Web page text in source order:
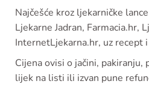
Najčešće kroz ljekarničke
Ljekarne Jadran, Farmacia.hr,
InternetLjekarna.hr, uz recept
Cijena ovisi o jačini, pakiranju,
lijek na listi ili izvan pune